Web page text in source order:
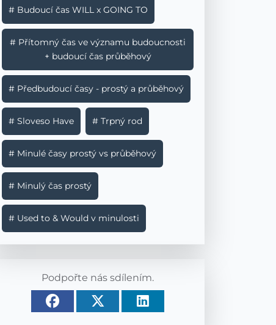
# Budoucí čas WILL x GOING TO
# Přítomný čas ve významu budoucnosti
+ budoucí čas průběhový
# Předbudoucí časy - prostý a průběhový
# Sloveso Have # Trpný rod
# Minulé časy prostý vs průběhový
# Minulý čas prostý
# Used to & Would v minulosti
Podpořte nás sdílením.